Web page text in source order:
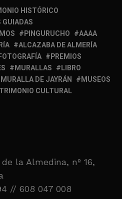
HISTÓRICO
PINGURUCHO
AAAA
ALCAZABA DE ALMERÍA
PREMIOS
MURALLAS
LIBRO
DE JAYRÁN
MUSEOS
CULTURAL
la Almedina, nº 16,
// 608 047 008